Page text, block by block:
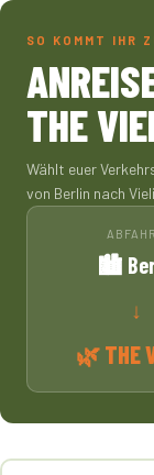
SO KOMMT IHR
THE
Wählt euer
von Berlin nach
🏙️
↓
🌿 THE